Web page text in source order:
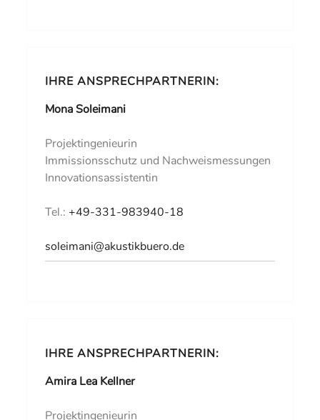
IHRE ANSPRECHPARTNERIN:
Mona Soleimani
Projektingenieurin
Immissionsschutz und Nachweismessungen
Innovationsassistentin
Tel.: +49-331-983940-18
soleimani@akustikbuero.de
IHRE ANSPRECHPARTNERIN:
Amira Lea Kellner
Projektingenieurin